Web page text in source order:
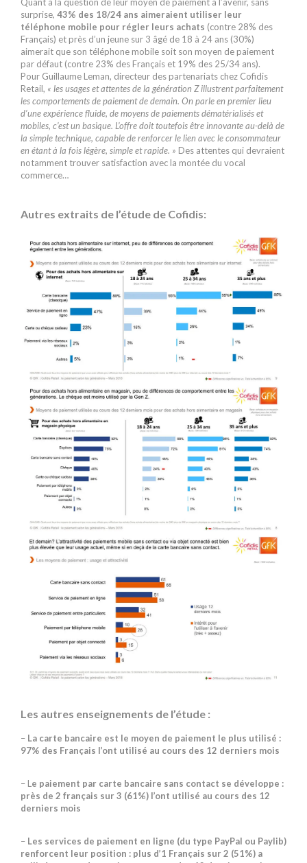
surprise, 43% des 18/24 ans aimeraient utiliser leur
téléphone mobile pour régler leurs achats (contre 28% des
Français) et près d’un jeune sur 3 âgé de 18 à 24 ans (30%)
aimerait que son téléphone mobile soit son moyen de paiement
par défaut (contre 23% des Français et 19% des 25/34 ans).
Pour Guillaume Leman, directeur des partenariats chez Cofidis
Retail, « les usages et attentes de la génération Z illustrent parfaitement
les comportements de paiement de demain. On parle en premier lieu
d’une expérience fluide, de moyens de paiements dématérialisés et
mobiles, c’est un basique. L’offre doit toutefois être innovante au-delà de
la simple technique, capable de renforcer le lien avec le consommateur
en étant à la fois légère, simple et rapide. » Des attentes qui devraient
notamment trouver satisfaction avec la montée du vocal
commerce…
Autres extraits de l’étude de Cofidis:
Les autres enseignements de l’étude :
– La carte bancaire est le moyen de paiement le plus utilisé :
97% des Français l’ont utilisé au cours des 12 derniers mois
– Le paiement par carte bancaire sans contact se développe :
près de 2 français sur 3 (61%) l’ont utilisé au cours des 12
derniers mois
– Les services de paiement en ligne (du type PayPal ou Paylib)
renforcent leur position : plus d’1 Français sur 2 (51%) a